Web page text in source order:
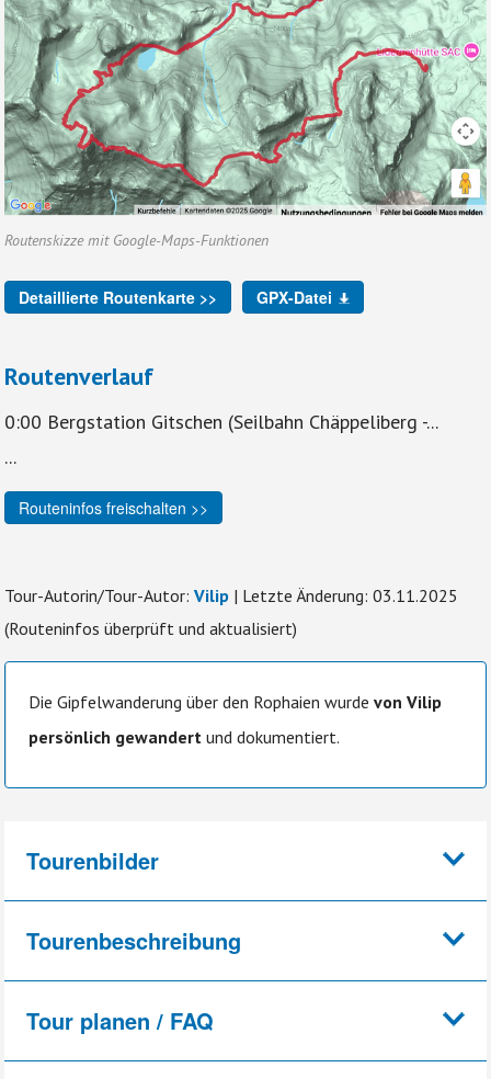
Routenskizze mit Google-Maps-Funktionen
Detaillierte Routenkarte >> GPX-Datei
Routenverlauf
0:00 Bergstation Gitschen (Seilbahn Chäppeliberg -...
...
Routeninfos freischalten >>
Tour-Autorin/Tour-Autor: Vilip | Letzte Änderung: 03.11.2025
(Routeninfos überprüft und aktualisiert)
Die Gipfelwanderung über den Rophaien wurde von Vilip
persönlich gewandert und dokumentiert.
Tourenbilder
Tourenbeschreibung
Tour planen / FAQ